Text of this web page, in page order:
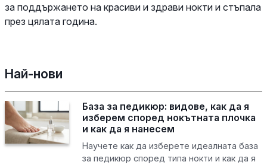
за поддържането на красиви и здрави нокти и стъпала
през цялата година.
Най-нови
База за педикюр: видове, как да я
изберем според нокътната плочка
и как да я нанесем
Научете как да изберете идеалната база
за педикюр според типа нокти и как да я